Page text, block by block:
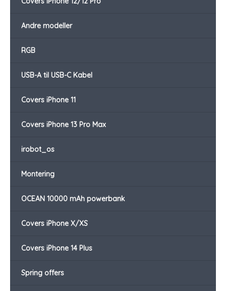
Andre modeller
RGB
USB-A til USB-C Kabel
Covers iPhone 11
Covers iPhone 13 Pro Max
irobot_os
Montering
OCEAN 10000 mAh powerbank
Covers iPhone X/XS
Covers iPhone 14 Plus
Spring offers